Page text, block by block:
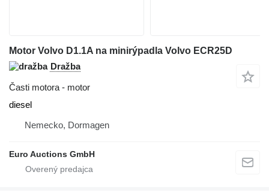
Motor Volvo D1.1A na minirýpadla Volvo ECR25D
Dražba
Časti motora - motor
diesel
Nemecko, Dormagen
Euro Auctions GmbH